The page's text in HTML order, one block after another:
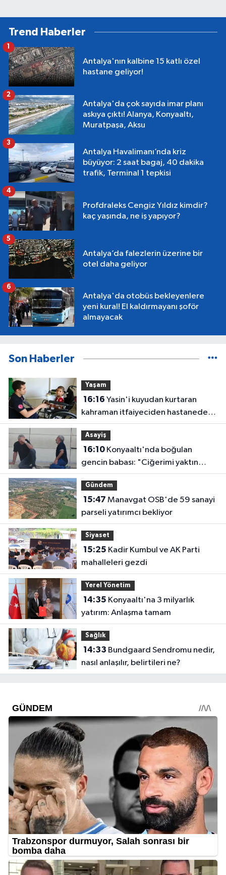
Trend Haberler
Antalya'nın kalbine 15 katlı özel
hastane geliyor!
1
Antalya'da çok sayıda imar planı
askıya çıktı! Alanya, Konyaaltı,
Muratpaşa, Aksu
2
Antalya Havalimanı’nda kriz
büyüyor: 2 saat bagaj, 40 dakika
trafik, Terminal 1 tepkisi
3
Profdraleks Cengiz Yıldız kimdir?
kaç yaşında, ne iş yapıyor?
4
Antalya’da falezlerin üzerine bir
otel daha geliyor
5
Antalya'da otobüs bekleyenlere
yeni kural! El kaldırmayanı şoför
almayacak
6
Son Haberler
Yaşam
16:16
kahraman itfaiyeciden hastanede
ziyaret
Asayiş
16:10Konyaaltı'nda boğulan
gencin babası: "Ciğerimi yaktın
babam"
Gündem
15:47
parseli yatırımcı bekliyor
Siyaset
15:25
mahalleleri gezdi
Yerel Yönetim
14:35
yatırım: Anlaşma tamam
Sağlık
14:33
nasıl anlaşılır, belirtileri ne?